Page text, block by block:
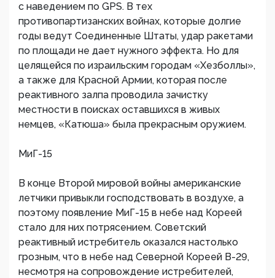
с наведением по GPS. В тех
противопартизанских войнах, которые долгие
годы ведут Соединенные Штаты, удар ракетами
по площади не дает нужного эффекта. Но для
целящейся по израильским городам «Хезболлы»,
а также для Красной Армии, которая после
реактивного залпа проводила зачистку
местности в поисках оставшихся в живых
немцев, «Катюша» была прекрасным оружием.
МиГ-15
В конце Второй мировой войны американские
летчики привыкли господствовать в воздухе, а
поэтому появление МиГ-15 в небе над Кореей
стало для них потрясением. Советский
реактивный истребитель оказался настолько
грозным, что в небе над Северной Кореей В-29,
несмотря на сопровождение истребителей,